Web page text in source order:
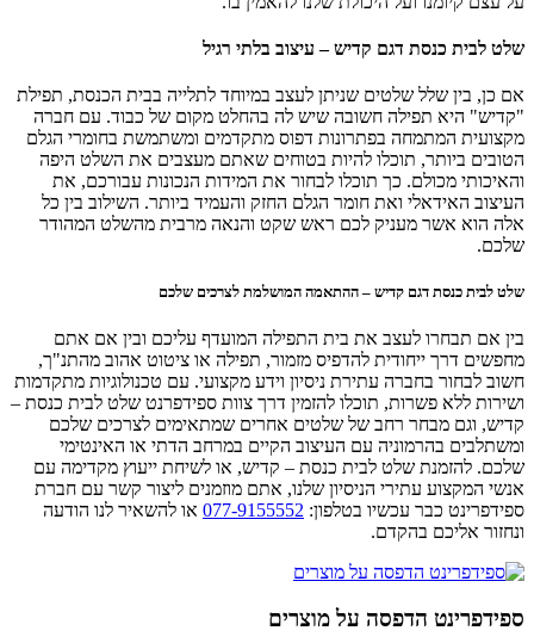
שלט לבית כנסת דגם קדיש – עיצוב בלתי רגיל
אם כן, בין שלל שלטים שניתן לעצב במיוחד לתלייה בבית הכנסת, תפילת
"קדיש" היא תפילה חשובה שיש לה בהחלט מקום של כבוד. עם חברה
מקצועית המתמחה בפתרונות דפוס מתקדמים ומשתמשת בחומרי הגלם
הטובים ביותר, תוכלו להיות בטוחים שאתם מעצבים את השלט היפה
והאיכותי מכולם. כך תוכלו לבחור את המידות הנכונות עבורכם, את
העיצוב האידאלי ואת חומר הגלם החזק והעמיד ביותר. השילוב בין כל
אלה הוא אשר מעניק לכם ראש שקט והנאה מרבית מהשלט המהודר
שלכם.
שלט לבית כנסת דגם קדיש – ההתאמה המושלמת לצרכים שלכם
בין אם תבחרו לעצב את בית התפילה המועדף עליכם ובין אם אתם
מחפשים דרך ייחודית להדפיס מזמור, תפילה או ציטוט אהוב מהתנ"ך,
חשוב לבחור בחברה עתירת ניסיון וידע מקצועי. עם טכנולוגיות מתקדמות
ושירות ללא פשרות, תוכלו להזמין דרך צוות ספידפרנט שלט לבית כנסת –
קדיש, וגם מבחר רחב של שלטים אחרים שמתאימים לצרכים שלכם
ומשתלבים בהרמוניה עם העיצוב הקיים במרחב הדתי או האינטימי
שלכם. להזמנת שלט לבית כנסת – קדיש, או לשיחת ייעוץ מקדימה עם
אנשי המקצוע עתירי הניסיון שלנו, אתם מוזמנים ליצור קשר עם חברת
ספידפרינט כבר עכשיו בטלפון: 077-9155552 או להשאיר לנו הודעה
ונחזור אליכם בהקדם.
ספידפרינט הדפסה על מוצרים